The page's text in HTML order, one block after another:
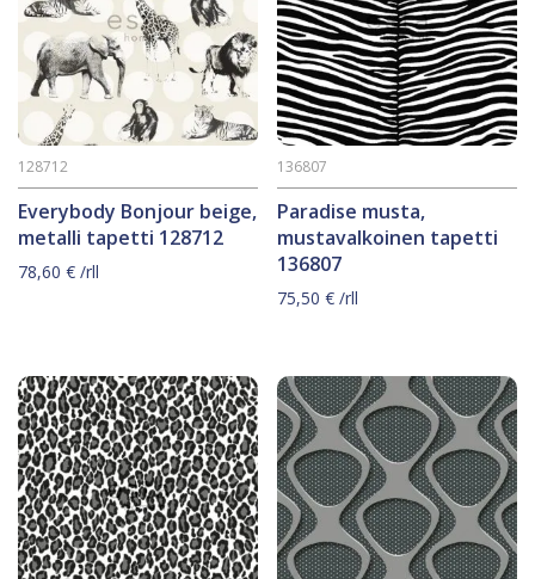
Everybody Bonjour beige,
metalli tapetti 128712
128712
78,60 € /rll
Paradise musta,
mustavalkoinen tapetti
136807
136807
75,50€ /rll